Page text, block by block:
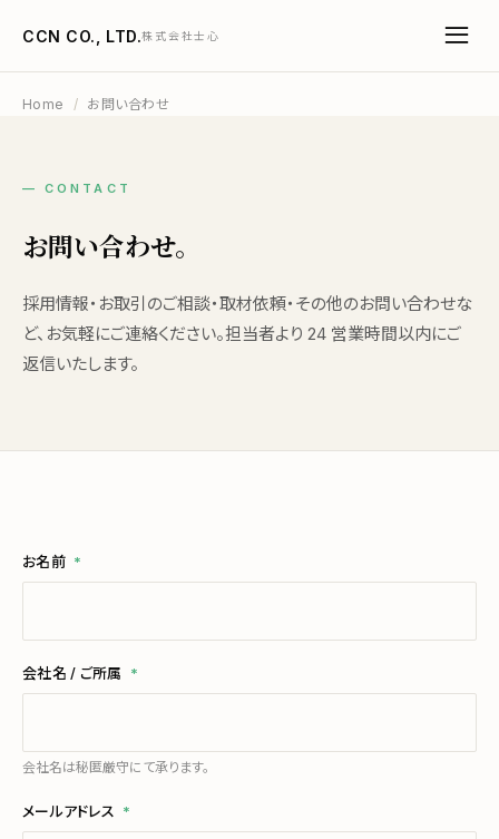
CCN CO., LTD.株式会社士心
Home / お問い合わせ
— CONTACT
お問い合わせ。
採用情報・お取引のご相談・取材依頼・その他のお問い合わせな
ど、お気軽にご連絡ください。担当者より 24 営業時間以内にご
返信いたします。
お名前 *
会社名 / ご所属 *
会社名は秘匿厳守にて承ります。
メールアドレス *